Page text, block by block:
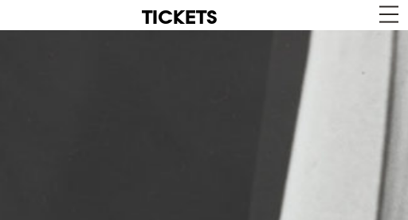
TICKETS